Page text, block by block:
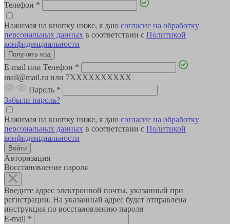
Телефон *
Нажимая на кнопку ниже, я даю согласие на обработку
персональных данных в соответствии с Политикой
конфиденциальности
E-mail или Телефон *
mail@mail.ru или 7XXXXXXXXXX
Пароль *
Забыли пароль?
Нажимая на кнопку ниже, я даю согласие на обработку
персональных данных в соответствии с Политикой
конфиденциальности
Авторизация
Восстановление пароля
Введите адрес электронной почты, указанный при
регистрации. На указанный адрес будет отправлена
инструкция по восстановлению пароля
E-mail *